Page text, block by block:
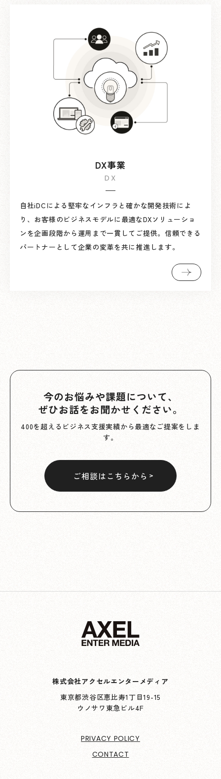
DX事業
自社iDCによる堅牢なインフラと確かな開発技術によ
り、お客様のビジネスモデルに最適なDXソリューショ
ンを企画段階から運用まで一貫してご提供。信頼できる
パートナーとして企業の変革を共に推進します。
今のお悩みや課題について、
ぜひお話をお聞かせください。
400を超えるビジネス支援実績から最適なご提案をしま
す。
ご相談はこちらから
株式会社アクセルエンターメディア
東京都渋谷区恵比寿1丁目19-15
ウノサワ東急ビル4F
PRIVACY POLICY
CONTACT